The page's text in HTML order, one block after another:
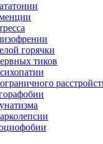
горячки
тиков